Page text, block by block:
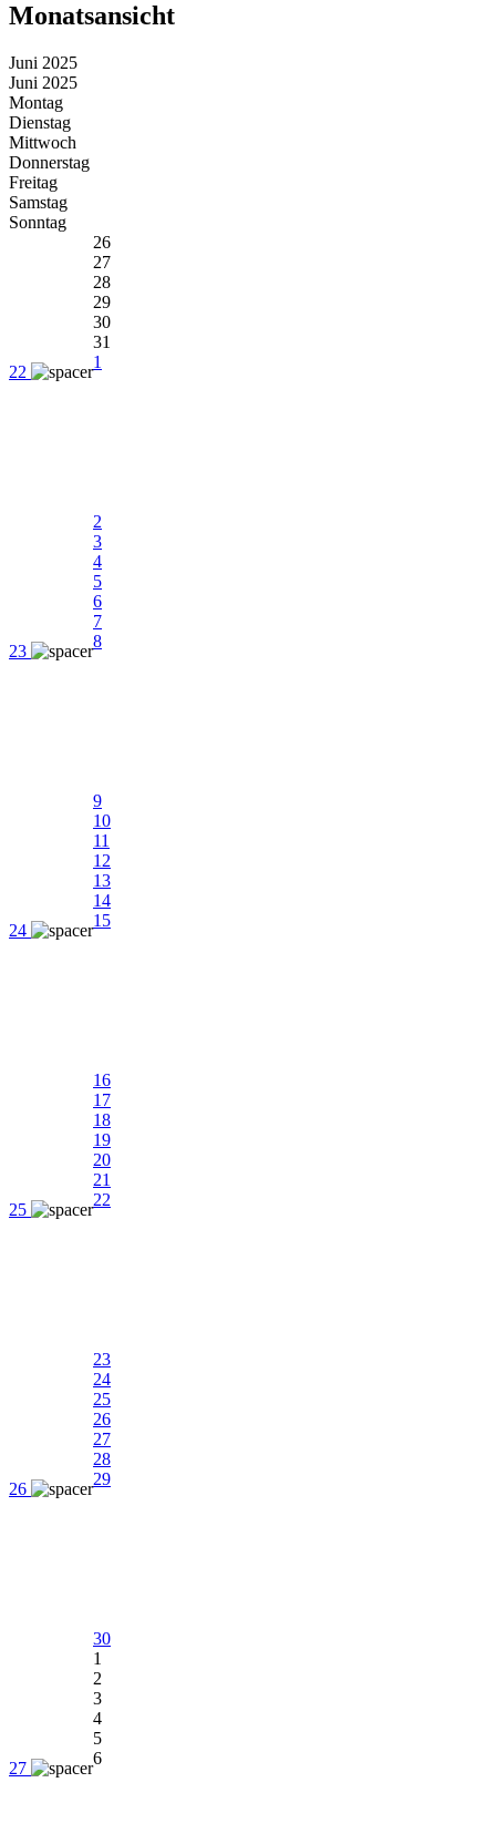
Monatsansicht
Juni 2025
Juni 2025
Montag
Dienstag
Mittwoch
Donnerstag
Freitag
Samstag
Sonntag
22
26
27
28
29
30
31
1
23
2
3
4
5
6
7
8
24
9
10
11
12
13
14
15
25
16
17
18
19
20
21
22
26
23
24
25
26
27
28
29
27
30
1
2
3
4
5
6